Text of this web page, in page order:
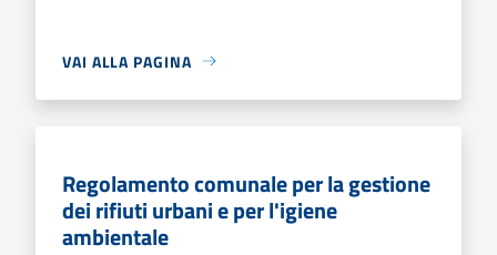
VAI ALLA PAGINA
Regolamento comunale per la gestione
dei rifiuti urbani e per l'igiene
ambientale